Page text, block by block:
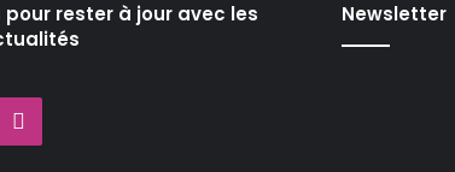
pour rester à jour avec les
Newsletter